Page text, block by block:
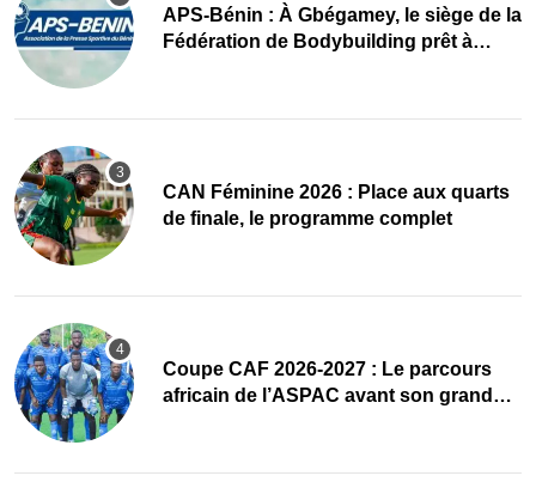
APS-Bénin : À Gbégamey, le siège de la
Fédération de Bodybuilding prêt à
CAN Féminine 2026 : Place aux quarts
de finale, le programme complet
Coupe CAF 2026-2027 : Le parcours
africain de l’ASPAC avant son grand